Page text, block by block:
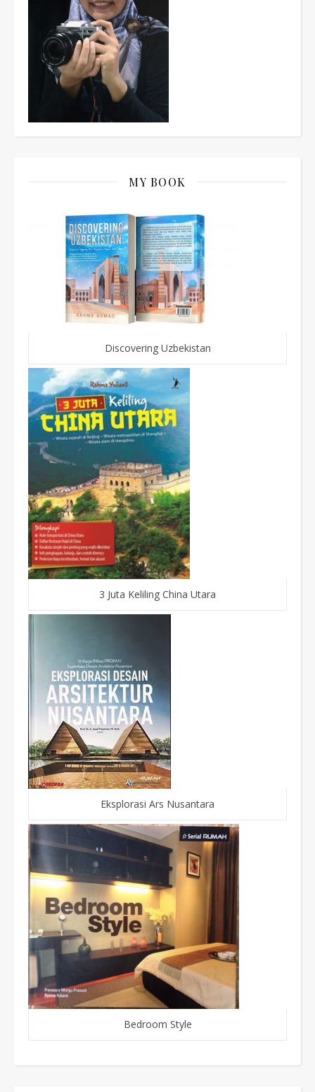
MY BOOK
Discovering Uzbekistan
3 Juta Keliling China Utara
Eksplorasi Ars Nusantara
Bedroom Style